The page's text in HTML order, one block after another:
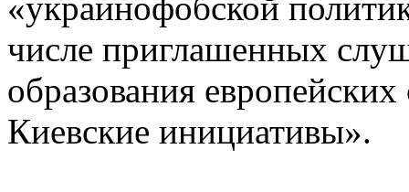
числе приглашенных
образования
Киевские инициативы».